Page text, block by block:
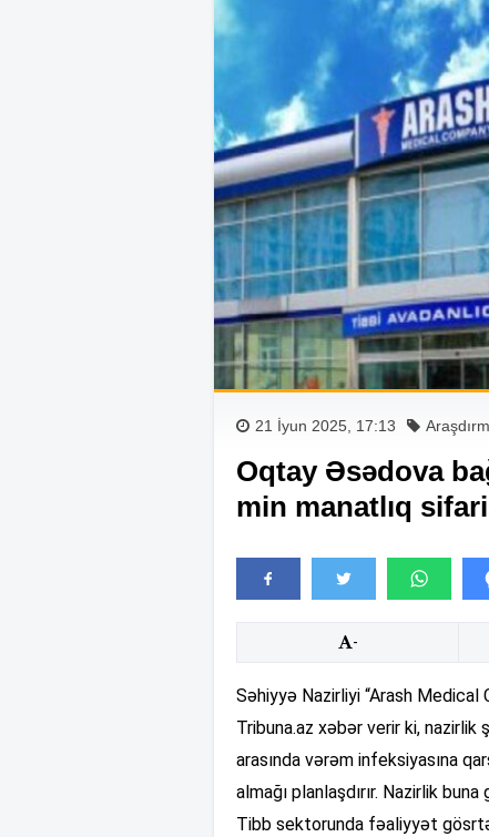
21 İyun 2025, 17:13
Oqtay Əsədova
min manatlıq
-
Səhiyyə Nazirliyi “Arash Medical
Tribuna.az xəbər verir ki,
arasında vərəm infeksiyasına
almağı planlaşdırır. Nazirlik
Tibb sektorunda fəaliyyət